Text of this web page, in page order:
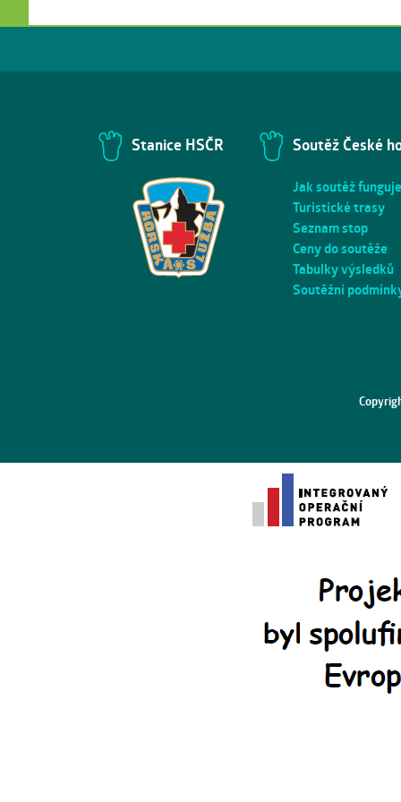
Stanice HSČR Soutěž České
Jak soutěž
Turistické trasy
Seznam stop
Ceny do soutěže
Tabulky výsledků
Soutěžní